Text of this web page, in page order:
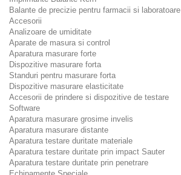
Balante de precizie pentru farmacii si laboratoare
Accesorii
Analizoare de umiditate
Aparate de masura si control
Aparatura masurare forte
Dispozitive masurare forta
Standuri pentru masurare forta
Dispozitive masurare elasticitate
Accesorii de prindere si dispozitive de testare
Software
Aparatura masurare grosime invelis
Aparatura masurare distante
Aparatura testare duritate materiale
Aparatura testare duritate prin impact Sauter
Aparatura testare duritate prin penetrare